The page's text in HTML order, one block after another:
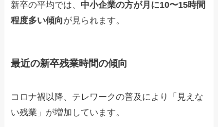
新卒の平均では、 中小企業の方が月に10〜15時間
程度多い傾向が見られます。
最近の新卒残業時間の傾向
コロナ禍以降、テレワークの普及により「見えな
い残業」が増加しています。